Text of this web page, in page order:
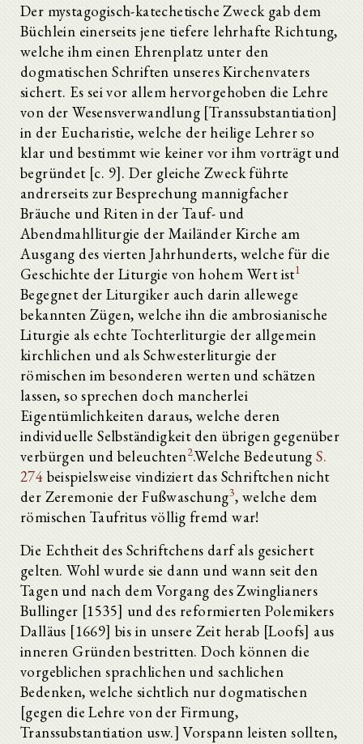
Der mystagogisch-katechetische Zweck gab dem
Büchlein einerseits jene tiefere lehrhafte Richtung,
welche ihm einen Ehrenplatz unter den
dogmatischen Schriften unseres Kirchenvaters
sichert. Es sei vor allem hervorgehoben die Lehre
von der Wesensverwandlung [Transsubstantiation]
in der Eucharistie, welche der heilige Lehrer so
klar und bestimmt wie keiner vor ihm vorträgt und
begründet [c. 9]. Der gleiche Zweck führte
andrerseits zur Besprechung mannigfacher
Bräuche und Riten in der Tauf- und
Abendmahlliturgie der Mailänder Kirche am
Ausgang des vierten Jahrhunderts, welche für die
Geschichte der Liturgie von hohem Wert ist1
Begegnet der Liturgiker auch darin allewege
bekannten Zügen, welche ihn die ambrosianische
Liturgie als echte Tochterliturgie der allgemein
kirchlichen und als Schwesterliturgie der
römischen im besonderen werten und schätzen
lassen, so sprechen doch mancherlei
Eigentümlichkeiten daraus, welche deren
individuelle Selbständigkeit den übrigen gegenüber
verbürgen und beleuchten2.Welche BedeutungS.
274 beispielsweise vindiziert das Schriftchen nicht
der Zeremonie der Fußwaschung3, welche dem
römischen Taufritus völlig fremd war!
Die Echtheit des Schriftchens darf als gesichert
gelten. Wohl wurde sie dann und wann seit den
Tagen und nach dem Vorgang des Zwinglianers
Bullinger [1535] und des reformierten Polemikers
Dalläus [1669] bis in unsere Zeit herab [Loofs] aus
inneren Gründen bestritten. Doch können die
vorgeblichen sprachlichen und sachlichen
Bedenken, welche sichtlich nur dogmatischen
[gegen die Lehre von der Firmung,
Transsubstantiation usw.] Vorspann leisten sollten,